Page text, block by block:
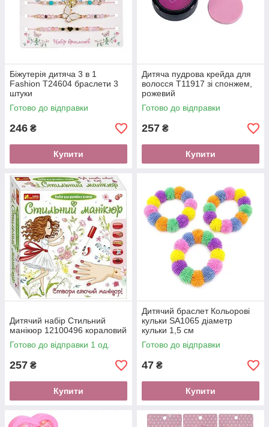
Біжутерія дитяча 3 в 1
Fashion T24604 браслети 3
штуки
Готово до відправки
246 ₴
Купити
Дитяча пудрова крейда для
волосся T11917 зі спонжем,
рожевий
Готово до відправки
257 ₴
Купити
Дитячий набір Стильний
манікюр 12100496 кораловий
Готово до відправки 1 од.
257 ₴
Купити
Дитячий браслет Кольорові
кульки SA1065 діаметр
кульки 1,5 см
Готово до відправки
47 ₴
Купити